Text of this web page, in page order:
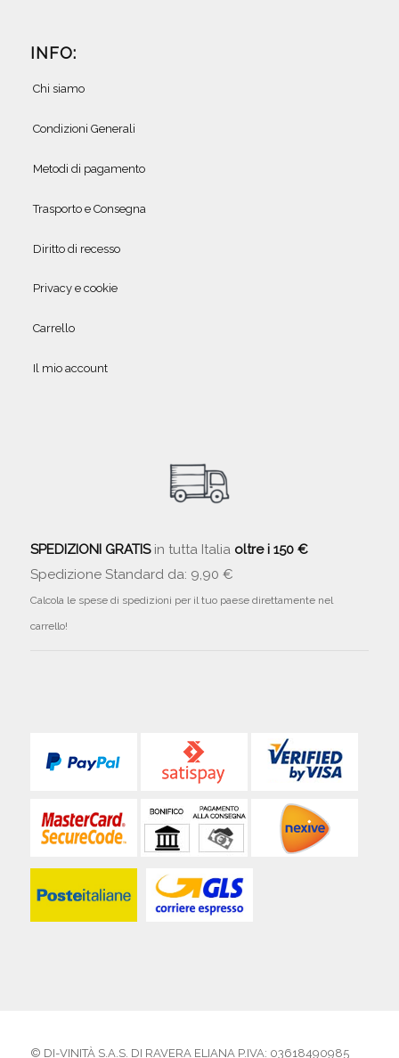
INFO:
Chi siamo
Condizioni Generali
Metodi di pagamento
Trasporto e Consegna
Diritto di recesso
Privacy e cookie
Carrello
Il mio account
SPEDIZIONI GRATISin tutta Italia oltre i 150 €
Spedizione Standard da: 9,90 €
Calcola le spese di spedizioni per il tuo paese direttamente nel
carrello!
© DI-VINITÀ S.A.S. DI RAVERA ELIANA P.IVA: 03618490985